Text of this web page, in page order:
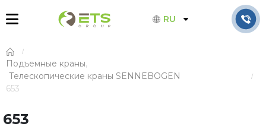
RU
Подъемные краны,
Телескопические краны SENNEBOGEN
653
653